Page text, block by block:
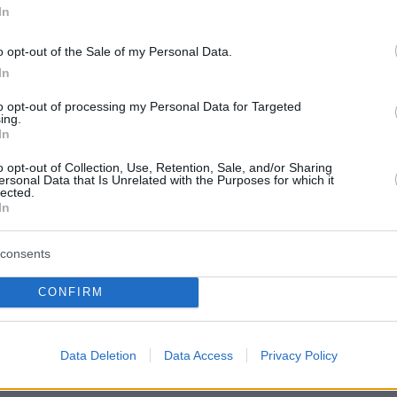
opt-out of the Sale of my Personal Data.
opt-out of processing my Personal Data for Targeted
opt-out of Collection, Use, Retention, Sale, and/or Sharing
Data that Is Unrelated with the Purposes for which it
CONFIRM
Data Deletion Data Access Privacy Policy
Ειδήσειςαπό την Ελλάδα και τον Κόσμο, τη
στο
04:23
κόσμο είναι δύσκολο να βρεις κάποιον ειλικρινή
πραγματική σχέση. Γι αυτό δημιουργήσαμε αυτόν τον
άνδρες όπως εσύ που έχουν ξεκάθαρες προσδοκίες.
στον άλλον. Η διαδικασία εύρεσης του
πιο εύκολη από όσο νομίζεις. Εγγράψου και πείσου